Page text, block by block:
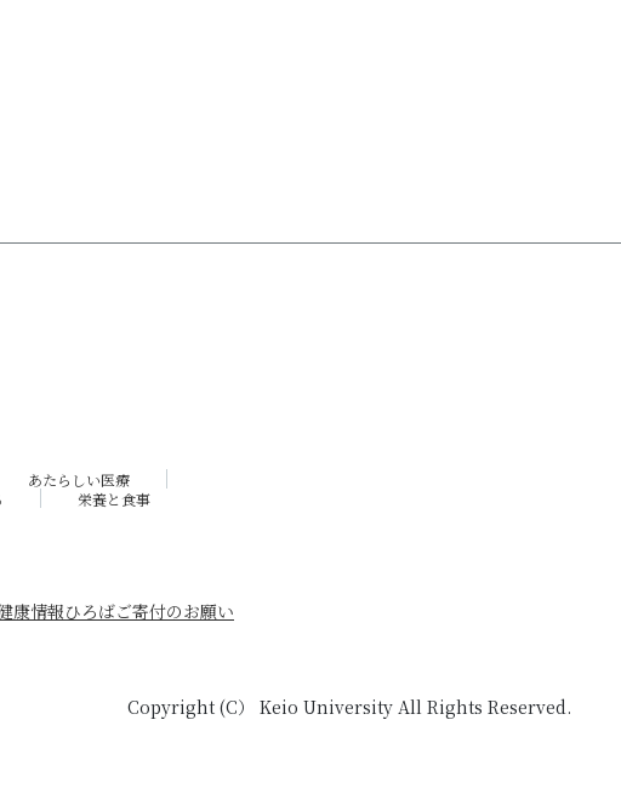
あたらしい医療
栄養と食事
康情報ひろばご寄付のお願い
Copyright (C） Keio University All Rights Reserved.